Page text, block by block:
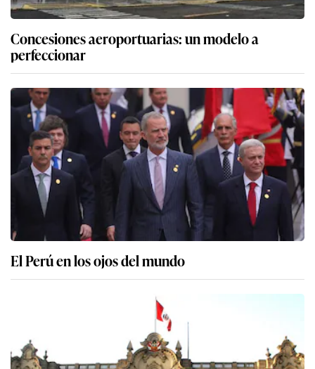
Concesiones aeroportuarias: un modelo a
perfeccionar
El Perú en los ojos del mundo